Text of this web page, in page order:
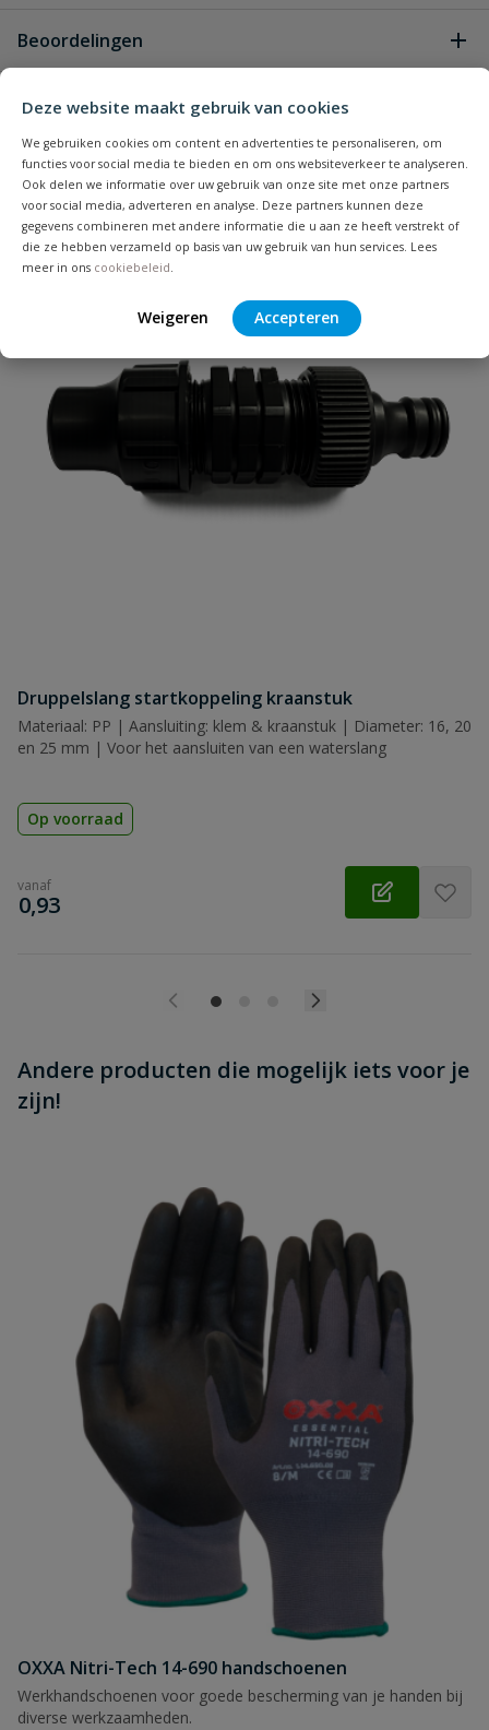
Deze website maakt gebruik van cookies
We gebruiken cookies om content en advertenties te personaliseren, om
functies voor social media te bieden en om ons websiteverkeer te analyseren.
Ook delen we informatie over uw gebruik van onze site met onze partners
voor social media, adverteren en analyse. Deze partners kunnen deze
gegevens combineren met andere informatie die u aan ze heeft verstrekt of
die ze hebben verzameld op basis van uw gebruik van hun services. Lees
meer in ons cookiebeleid
Weigeren Accepteren
Heb je zelf ook een vraag over
dit product?
Beoordelingen
Schrijf zelf een beoordeling
Je beoordeelt:Gardena Pipeline startset met
verzonken zwenksproeier OS 140
Uw waardering:
Naam
Samenvatting
Beoordeling versturen
Druppelslang startkoppeling kraanstuk
Materiaal: PP | Aansluiting: klem & kraanstuk | Diameter: 16, 20
en 25 mm | Voor het aansluiten van een waterslang
Op voorraad
vanaf
€
0,93
Andere producten die mogelijk iets voor je
zijn!
OXXA Nitri-Tech 14-690 handschoenen
Werkhandschoenen voor goede bescherming van je handen bij
diverse werkzaamheden.